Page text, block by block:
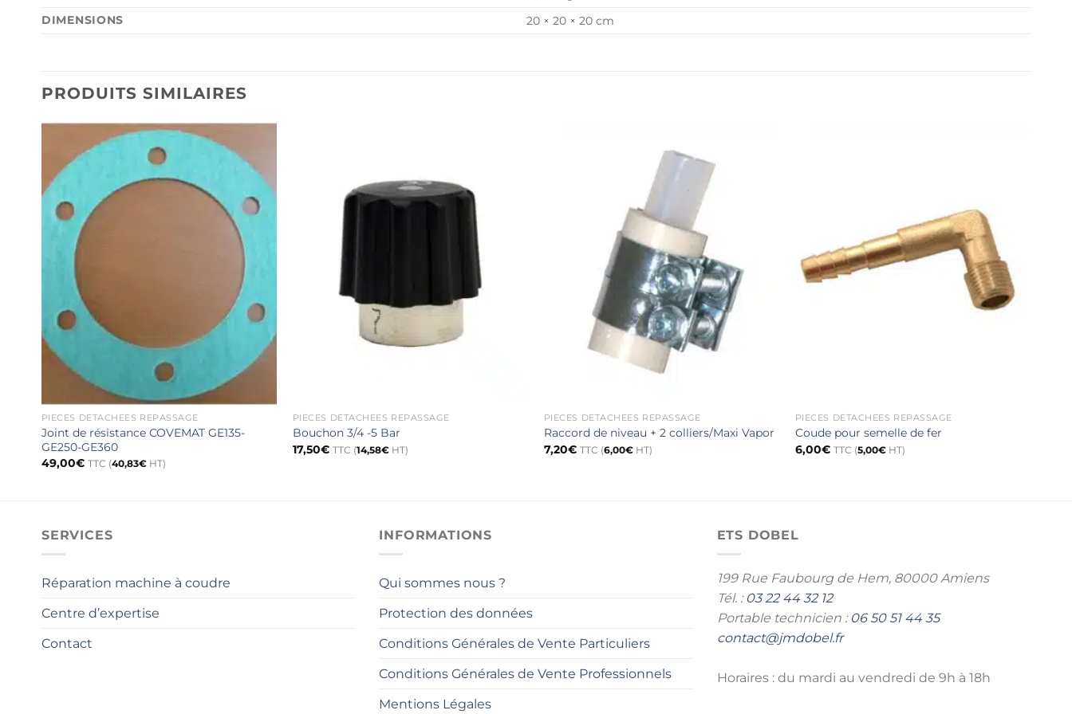
DIMENSIONS
20 × 20 × 20 cm
PRODUITS SIMILAIRES
PIÈCES DÉTACHÉES REPASSAGE
Joint de résistance COVEMAT GE135-
GE250-GE360
49,00€ TTC (40,83€HT)
PIÈCES DÉTACHÉES REPASSAGE
Bouchon 3/4 -5 Bar
17,50€ TTC (14,58€HT)
PIÈCES DÉTACHÉES REPASSAGE
Raccord de niveau + 2 colliers/Maxi Vapor
7,20€ TTC (6,00€HT)
PIÈCES DÉTACHÉES REPASSAGE
Coude pour semelle de fer
6,00€ TTC (5,00€HT)
SERVICES
Réparation machine à coudre
Centre d’expertise
Contact
INFORMATIONS
Qui sommes nous ?
Protection des données
Conditions Générales de Vente Particuliers
Conditions Générales de Vente Professionnels
Mentions Légales
ETS DOBEL
199 Rue Faubourg de Hem, 80000 Amiens
Tél. : 03 22 44 32 12
Portable technicien : 06 50 51 44 35
contact@jmdobel.fr
Horaires : du mardi au vendredi de 9h à 18h